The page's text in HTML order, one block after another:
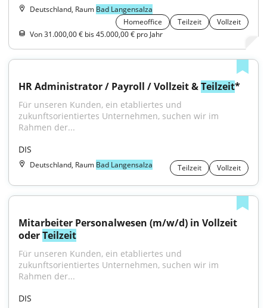
Deutschland, Raum Bad Langensalza
Homeoffice
Teilzeit
Vollzeit
Von 31.000,00 € bis 45.000,00 € pro Jahr
HR Administrator / Payroll / Vollzeit & Teilzeit*
Für unseren Kunden, ein etabliertes und
zukunftsorientiertes Unternehmen, suchen wir im
Rahmen der...
DIS
Deutschland, Raum Bad Langensalza Teilzeit Vollzeit
Mitarbeiter Personalwesen (m/w/d) in Vollzeit
oder Teilzeit
Für unseren Kunden, ein etabliertes und
zukunftsorientiertes Unternehmen, suchen wir im
Rahmen der...
DIS